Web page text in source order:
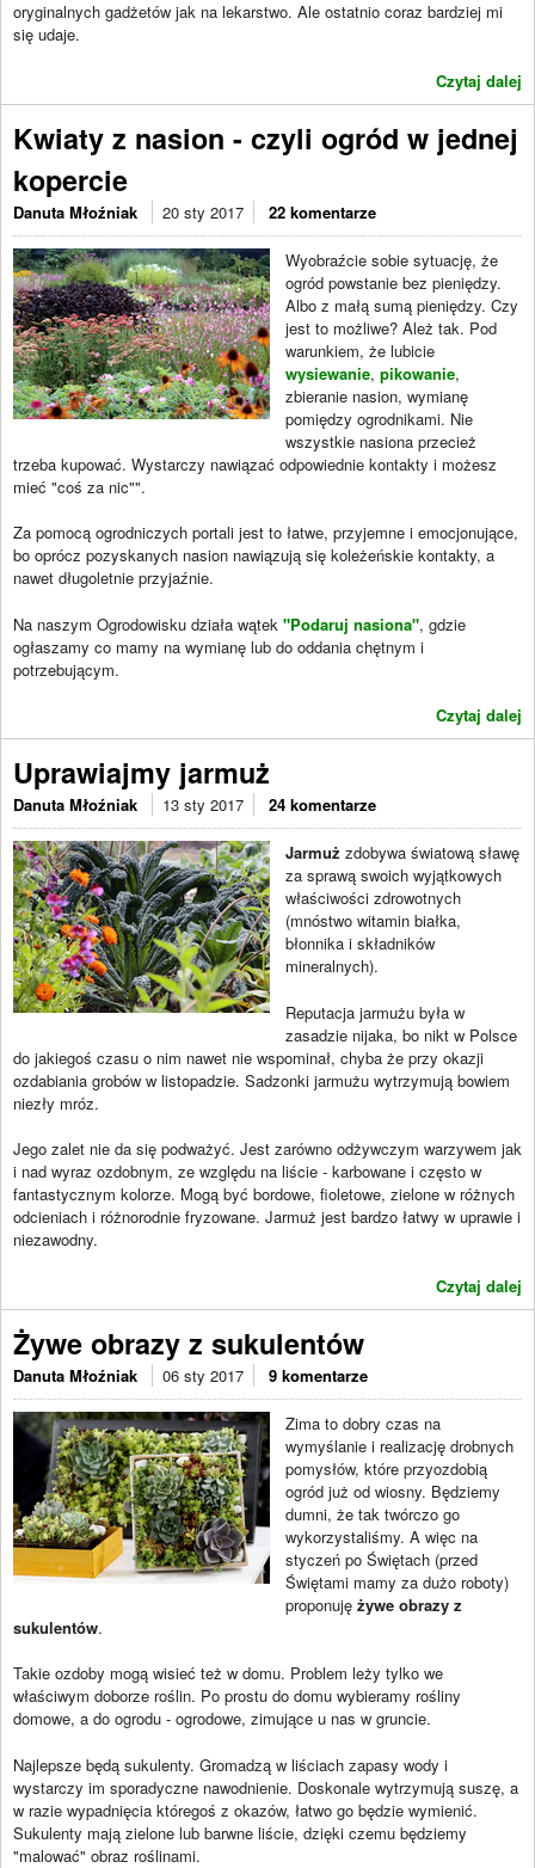
oryginalnych gadżetów jak na lekarstwo. Ale ostatnio coraz bardziej mi
się udaje.
Czytaj dalej
Kwiaty z nasion - czyli ogród w jednej
kopercie
Danuta Młoźniak 20 sty 2017 22 komentarze
Wyobraźcie sobie sytuację, że
ogród powstanie bez pieniędzy.
Albo z małą sumą pieniędzy. Czy
jest to możliwe? Ależ tak. Pod
warunkiem, że lubicie
wysiewanie, pikowanie,
zbieranie nasion, wymianę
pomiędzy ogrodnikami. Nie
wszystkie nasiona przecież
trzeba kupować. Wystarczy nawiązać odpowiednie kontakty i możesz
mieć "coś za nic"".
Za pomocą ogrodniczych portali jest to łatwe, przyjemne i emocjonujące,
bo oprócz pozyskanych nasion nawiązują się koleżeńskie kontakty, a
nawet długoletnie przyjaźnie.
Na naszym Ogrodowisku działa wątek "Podaruj nasiona", gdzie
ogłaszamy co mamy na wymianę lub do oddania chętnym i
potrzebującym.
Czytaj dalej
Uprawiajmy jarmuż
Danuta Młoźniak 13 sty 2017 24 komentarze
Jarmuż zdobywa światową sławę
za sprawą swoich wyjątkowych
właściwości zdrowotnych
(mnóstwo witamin białka,
błonnika i składników
mineralnych).
Reputacja jarmużu była w
zasadzie nijaka, bo nikt w Polsce
do jakiegoś czasu o nim nawet nie wspominał, chyba że przy okazji
ozdabiania grobów w listopadzie. Sadzonki jarmużu wytrzymują bowiem
niezły mróz.
Jego zalet nie da się podważyć. Jest zarówno odżywczym warzywem jak
i nad wyraz ozdobnym, ze względu na liście - karbowane i często w
fantastycznym kolorze. Mogą być bordowe, fioletowe, zielone w różnych
odcieniach i różnorodnie fryzowane. Jarmuż jest bardzo łatwy w uprawie i
niezawodny.
Czytaj dalej
Żywe obrazy z sukulentów
Danuta Młoźniak 06 sty 2017 9 komentarze
Zima to dobry czas na
wymyślanie i realizację drobnych
pomysłów, które przyozdobią
ogród już od wiosny. Będziemy
dumni, że tak twórczo go
wykorzystaliśmy. A więc na
styczeń po Świętach (przed
Świętami mamy za dużo roboty)
proponuję żywe obrazy z
sukulentów.
Takie ozdoby mogą wisieć też w domu. Problem leży tylko we
właściwym doborze roślin. Po prostu do domu wybieramy rośliny
domowe, a do ogrodu - ogrodowe, zimujące u nas w gruncie.
Najlepsze będą sukulenty. Gromadzą w liściach zapasy wody i
wystarczy im sporadyczne nawodnienie. Doskonale wytrzymują suszę, a
w razie wypadnięcia któregoś z okazów, łatwo go będzie wymienić.
Sukulenty mają zielone lub barwne liście, dzięki czemu będziemy
"malować" obraz roślinami.